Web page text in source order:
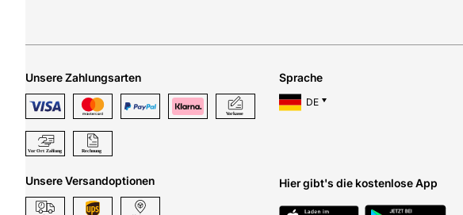
Unsere Zahlungsarten
Unsere Versandoptionen
Sprache
DE
Hier gibt's die kostenlose App